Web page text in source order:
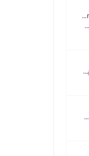
Thanks For Sharing Nice Blog Good Work
عملت لحد الاستنساخ وبعدين بيقول غلط ممكن افهم ازاي
عند الفقره الثانيه , بتحديد عند موقع المطور الرابط موجود